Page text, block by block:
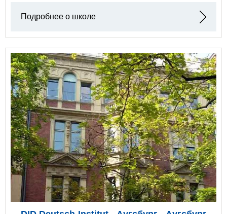
Подробнее о школе